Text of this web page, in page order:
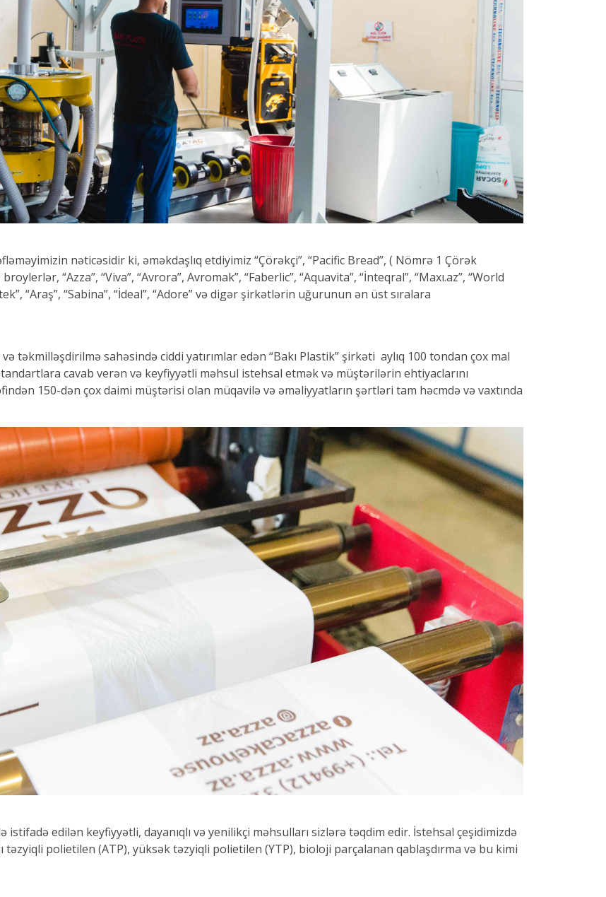
nəticəsidir ki, əməkdaşlıq etdiyimiz “Çörəkçi”, “Pacific Bread”, ( Nömrə 1 Çörək
“Azza”, “Viva”, “Avrora”, Avromak”, “Faberlic”, “Aquavita”, “İnteqral”, “Maxı.az”, “World
“Araş”, “Sabina”, “İdeal”, “Adore” və digər şirkətlərin uğurunun ən üst sıralara
təkmilləşdirilmə sahəsində ciddi yatırımlar edən “Bakı Plastik” şirkəti aylıq 100 tondan çox mal
cavab verən və keyfiyyətli məhsul istehsal etmək və müştərilərin ehtiyaclarını
150-dən çox daimi müştərisi olan müqavilə və əməliyyatların şərtləri tam həcmdə və vaxtında
edilən keyfiyyətli, dayanıqlı və yenilikçi məhsulları sizlərə təqdim edir. İstehsal çeşidimizdə
polietilen (ATP), yüksək təzyiqli polietilen (YTP), bioloji parçalanan qablaşdırma və bu kimi